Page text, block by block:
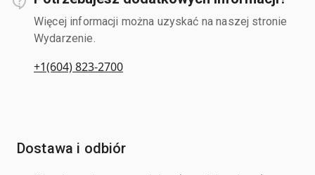
Więcej informacji można uzyskać na naszej stronie
Wydarzenie.
+1(604) 823-2700
Dostawa i odbiór